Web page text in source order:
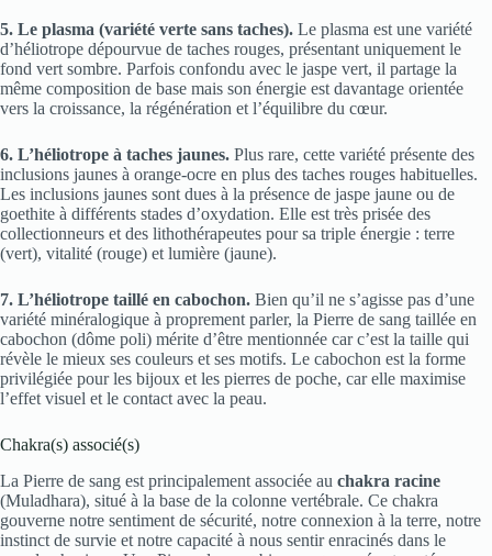
5. Le plasma (variété verte sans taches). Le plasma est une variété
d’héliotrope dépourvue de taches rouges, présentant uniquement le
fond vert sombre. Parfois confondu avec le jaspe vert, il partage la
même composition de base mais son énergie est davantage orientée
vers la croissance, la régénération et l’équilibre du cœur.
6. L’héliotrope à taches jaunes. Plus rare, cette variété présente des
inclusions jaunes à orange-ocre en plus des taches rouges habituelles.
Les inclusions jaunes sont dues à la présence de jaspe jaune ou de
goethite à différents stades d’oxydation. Elle est très prisée des
collectionneurs et des lithothérapeutes pour sa triple énergie : terre
(vert), vitalité (rouge) et lumière (jaune).
7. L’héliotrope taillé en cabochon. Bien qu’il ne s’agisse pas d’une
variété minéralogique à proprement parler, la Pierre de sang taillée en
cabochon (dôme poli) mérite d’être mentionnée car c’est la taille qui
révèle le mieux ses couleurs et ses motifs. Le cabochon est la forme
privilégiée pour les bijoux et les pierres de poche, car elle maximise
l’effet visuel et le contact avec la peau.
Chakra(s) associé(s)
La Pierre de sang est principalement associée au chakra racine
(Muladhara), situé à la base de la colonne vertébrale. Ce chakra
gouverne notre sentiment de sécurité, notre connexion à la terre, notre
instinct de survie et notre capacité à nous sentir enracinés dans le